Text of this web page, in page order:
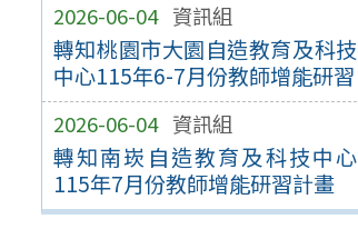
2026-06-04 資訊組
轉知桃園市大園自造教育及科技
中心115年6-7月份教師增能研習
2026-06-04 資訊組
轉知南崁自造教育及科技中心
115年7月份教師增能研習計畫